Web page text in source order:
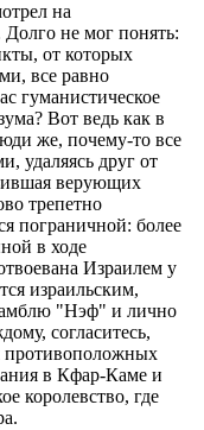
на
не мог понять:
от которых
все равно
гуманистическое
Вот ведь как в
же, почему-то все
удаляясь друг от
верующих
трепетно
пограничной: более
в ходе
Израилем у
израильским,
"Нэф" и лично
согласитесь,
противоположных
в Кфар-Каме и
королевство, где